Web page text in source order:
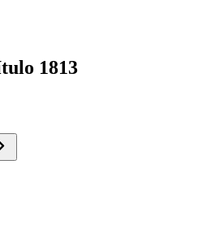
1813